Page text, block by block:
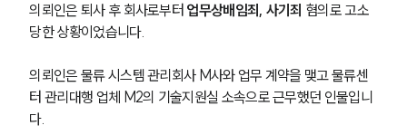
의뢰인은 퇴사 후 회사로부터 업무상배임죄, 사기죄 혐의로 고소
당한 상황이었습니다.
의뢰인은 물류 시스템 관리회사 M사와 업무 계약을 맺고 물류센
터 관리대행 업체 M2의 기술지원실 소속으로 근무했던 인물입니
다.